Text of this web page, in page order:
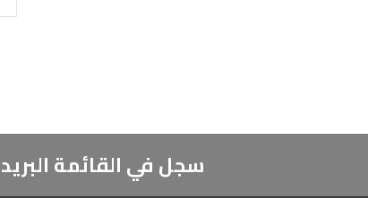
سجل في القائمة